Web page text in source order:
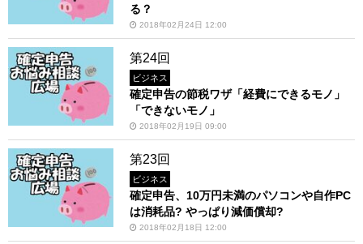
る？
2018年02月24日 12:00
第24回
ビジネス
確定申告の節税ワザ「経費にできるモノ」
「できないモノ」
2018年02月19日 09:00
第23回
ビジネス
確定申告、10万円未満のパソコンや⾃作PC
は消耗品? やっぱり減価償却?
2018年02月18日 12:00